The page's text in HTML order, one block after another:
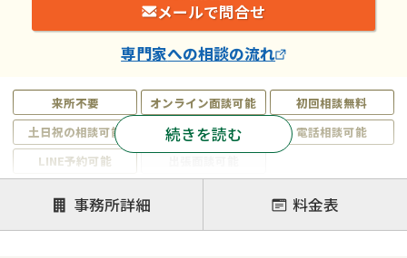
来所不要 オンライン面談可能
初回相談無料
土日祝の相談可能
19時以降電話可能
電話相談可能
LINE予約可能
注力案件
遺言書作成・遺言執行
相続放棄
相続登記
続きを読む
メールで問合せ
専門家への相談の流れ
事務所詳細 料金表